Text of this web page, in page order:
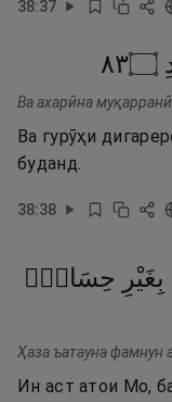
38:37
۝٣٨
Ва ахарӣна
Ва гурӯҳи
буданд.
38:38
بِغَيْرِ حِسَابٍۢ
Ҳаза ъатауна фамнун
Ин аст атои Мо,